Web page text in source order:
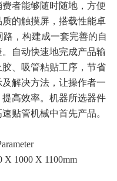
者能够随时随地，方便
的触摸屏，搭载性能卓
，构建成一套完善的自
自动快速地完成产品输
、吸管粘贴工序，节省
解决方法，让操作者一
高效率。机器所选器件
贴管机械中首先产品。
X 1000 X 1100mm